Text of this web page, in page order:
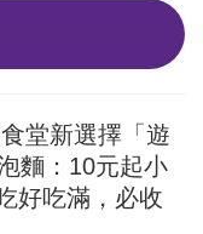
堂新選擇「遊
麵：10元起小
好吃滿，必收